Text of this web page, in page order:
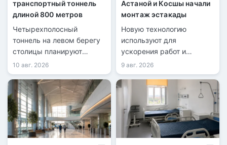
транспортный тоннель
длиной 800 метров
Четырехполосный
тоннель на левом берегу
столицы планируют
завершить в 2027 году.
10 авг. 2026
Астаной и Косшы начали
монтаж эстакады
Новую технологию
используют для
ускорения работ и
сокращения перекрытий
дорог.
9 авг. 2026